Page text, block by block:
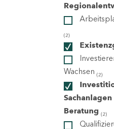
(2)
Wachsen (2)
Beratung (2)